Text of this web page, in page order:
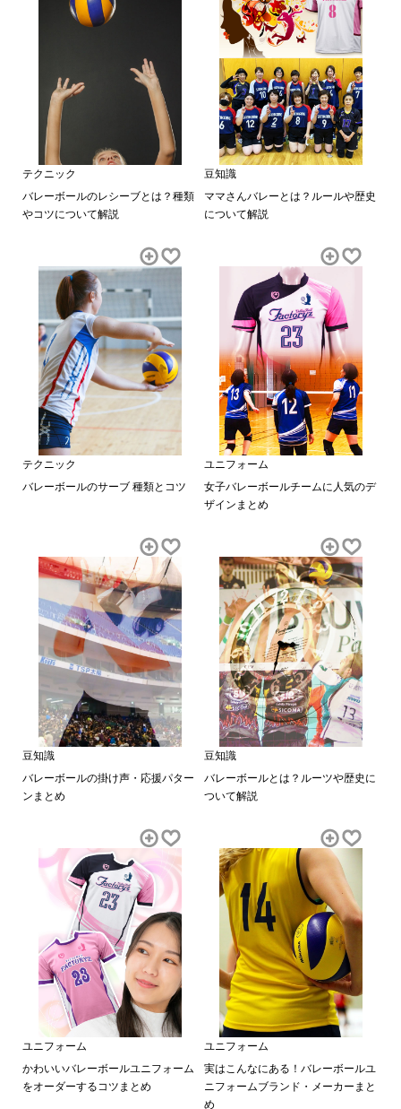
テクニック
バレーボールのレシーブとは？種類
やコツについて解説
豆知識
ママさんバレーとは？ルールや歴史
について解説
テクニック
バレーボールのサーブ 種類とコツ
ユニフォーム
女子バレーボールチームに人気のデ
ザインまとめ
豆知識
バレーボールの掛け声・応援パター
ンまとめ
豆知識
バレーボールとは？ルーツや歴史に
ついて解説
ユニフォーム
かわいいバレーボールユニフォーム
をオーダーするコツまとめ
ユニフォーム
実はこんなにある！バレーボールユ
ニフォームブランド・メーカーまと
め